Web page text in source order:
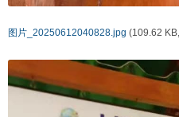
图片_20250612040828.jpg (109.62